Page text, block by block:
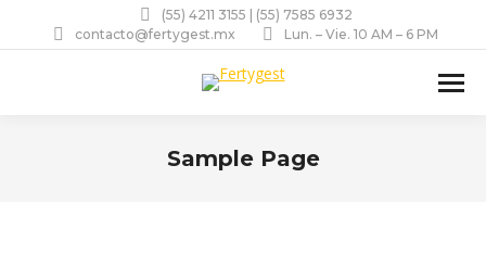
(55) 4211 3155 | (55) 7585 6932
contacto@fertygest.mx
Lun. – Vie. 10 AM – 6 PM
Sample Page